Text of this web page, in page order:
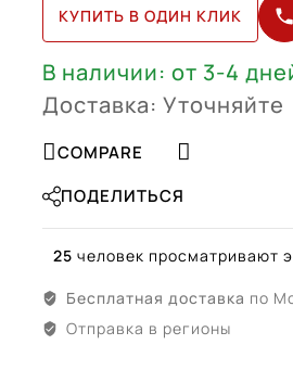
(23376222)
КУПИТЬ В ОДИН КЛИК
В наличии: от 3-4
Доставка: Уточняйте
COMPARE
ПОДЕЛИТЬСЯ
25 человек просматривают
Бесплатная доставка по
Отправка в регионы